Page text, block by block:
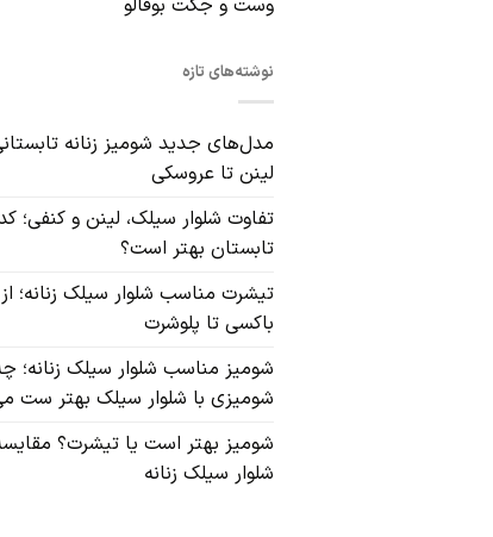
وست و جکت بوفالو
نوشته‌های تازه
لینن تا عروسکی
تفاوت شلوار سیلک، لینن و کنفی؛
تابستان بهتر است؟
تیشرت مناسب شلوار سیلک زنانه؛
باکسی تا پلوشرت
شومیز مناسب شلوار سیلک زنانه؛
شومیزی با شلوار سیلک بهتر ست
شومیز بهتر است یا تیشرت؟
شلوار سیلک زنانه